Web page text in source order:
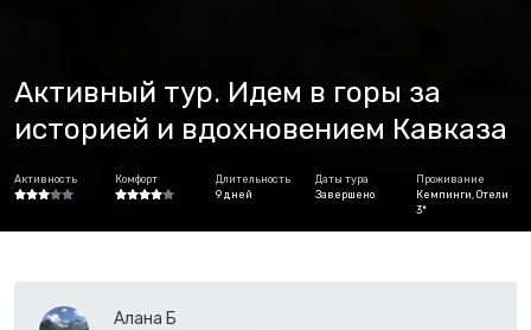
Активный тур. Идем в горы за
историей и вдохновением Кавказа
Активность Комфорт
Длительность
9 дней
Даты тура
Завершено
Проживание
Кемпинги, Отели
3*
Алана Б